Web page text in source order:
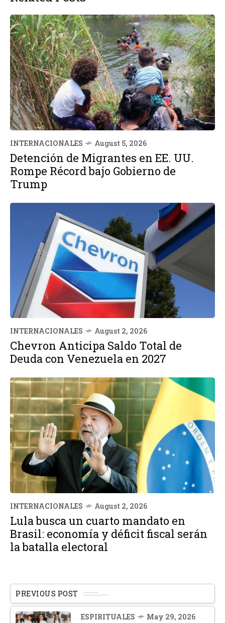
INTERNACIONALES August 5, 2026
Detención de Migrantes en EE. UU.
Rompe Récord bajo Gobierno de
Trump
INTERNACIONALES August 2, 2026
Chevron Anticipa Saldo Total de
Deuda con Venezuela en 2027
INTERNACIONALES August 2, 2026
Lula busca un cuarto mandato en
Brasil: economía y déficit fiscal serán
la batalla electoral
PREVIOUS POST
ESPIRITUALES May 29, 2026